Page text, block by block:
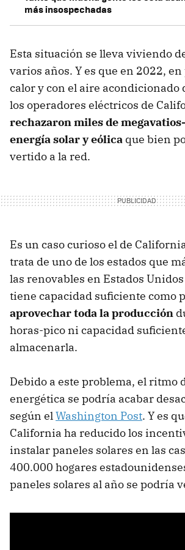
más insospechadas
Esta situación se lleva viviendo
varios años. Y es que en 2022,
calor y con el aire acondicionado
los operadores eléctricos de
rechazaron miles de
energía solar y eólica que bien
vertido a la red.
Es un caso curioso el de
trata de uno de los estados que
las renovables en Estados
tiene capacidad suficiente como
aprovechar toda la producción
horas-pico ni capacidad
almacenarla.
Debido a este problema, el ritmo
energética se podría acabar
según elWashington Post. Y es
California ha reducido los
instalar paneles solares en las
400.000 hogares
paneles solares al año se podría